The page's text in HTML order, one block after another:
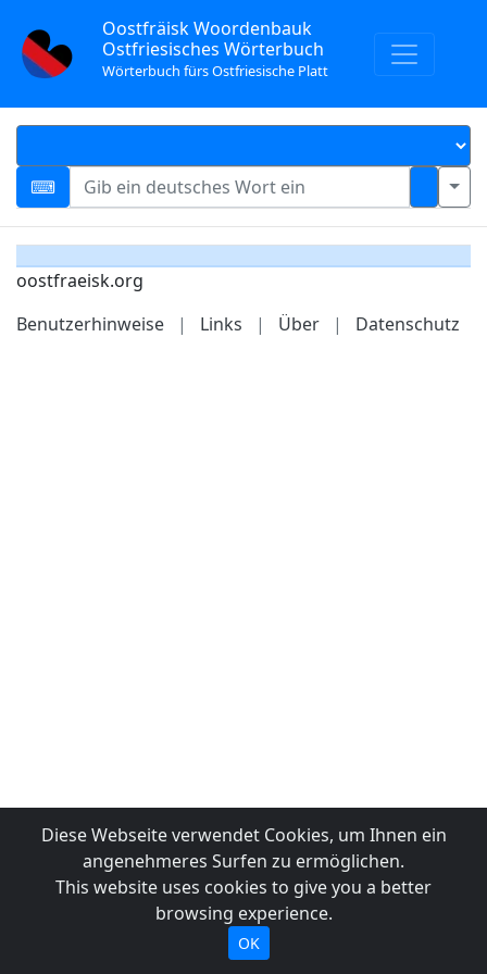
Oostfräisk Woordenbauk
Ostfriesisches Wörterbuch
Wörterbuch fürs Ostfriesische Platt
oostfraeisk.org
Benutzerhinweise
| Links | Über | Datenschutz
Diese Webseite verwendet Cookies, um Ihnen ein
angenehmeres Surfen zu ermöglichen.
This website uses cookies to give you a better
browsing experience.
OK